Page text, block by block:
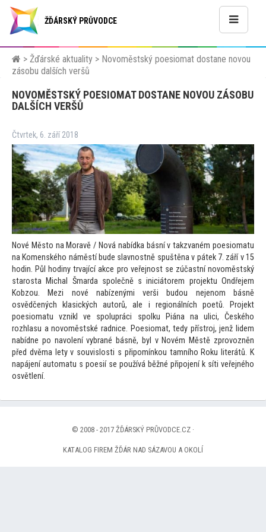
ŽĎÁRSKÝ PRŮVODCE
> Žďárské aktuality > Novoměstský poesiomat dostane novou
zásobu dalších veršů
NOVOMĚSTSKÝ POESIOMAT DOSTANE NOVOU ZÁSOBU
DALŠÍCH VERŠŮ
Čtvrtek, 6. září 2018
Nové Město na Moravě / Nová nabídka básní v takzvaném poesiomatu
na Komenského náměstí bude slavnostně spuštěna v pátek 7. září v 15
hodin. Půl hodiny trvající akce pro veřejnost se zúčastní novoměstský
starosta Michal Šmarda společně s iniciátorem projektu Ondřejem
Kobzou. Mezi nové nabízenými verši budou nejenom básně
osvědčených klasických autorů, ale i regionálních poetů. Projekt
poesiomatu vznikl ve spolupráci spolku Piána na ulici, Českého
rozhlasu a novoměstské radnice. Poesiomat, tedy přístroj, jenž lidem
nabídne po navolení vybrané básně, byl v Novém Městě zprovozněn
před dvěma lety v souvislosti s připomínkou tamního Roku literátů. K
napájení automatu s poesií se používá běžné připojení k síti veřejného
osvětlení.
© 2008 - 2017 ŽĎÁRSKÝ PRŮVODCE.CZ ·
KATALOG FIREM ŽĎÁR NAD SÁZAVOU A OKOLÍ